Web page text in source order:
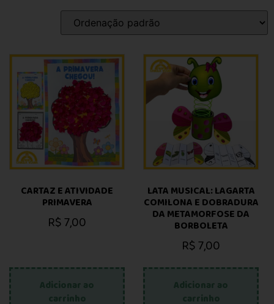
CARTAZ E ATIVIDADE
PRIMAVERA
R$7,00
Adicionar ao
carrinho
LATA MUSICAL: LAGARTA
COMILONA E DOBRADURA
DA METAMORFOSE DA
BORBOLETA
R$7,00
Adicionar ao
carrinho